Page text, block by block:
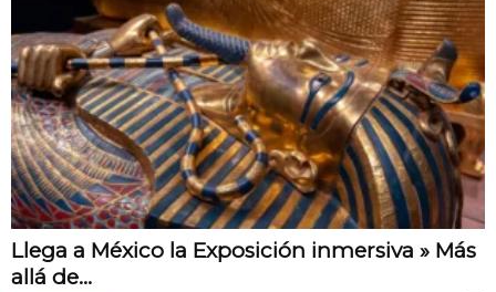
Llega a México la Exposición inmersiva » Más
allá de...